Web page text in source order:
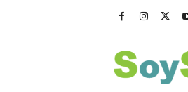
ト
ル